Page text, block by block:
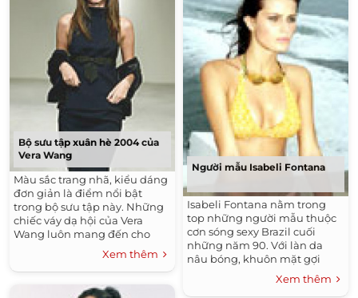
Bộ sưu tập xuân hè 2004 của
Vera Wang
Màu sắc trang nhã, kiểu dáng
đơn giản là điểm nổi bật
trong bộ sưu tập này. Những
chiếc váy dạ hội của Vera
Wang luôn mang đến cho
người mặc vẻ đẹp bí ẩn mà
không kém phần sang trọng,
nhưng nói đến giá tiền thì chỉ
có các ngôi sao mới có thể sở
Xem thêm
Người mẫu Isabeli Fontana
Isabeli Fontana nằm trong
top những người mẫu thuộc
cơn sóng sexy Brazil cuối
những năm 90. Với làn da
nâu bóng, khuôn mặt gợi
cảm và hình thể tuyệt mỹ,
Fontana trở thành của quý
Xem thêm